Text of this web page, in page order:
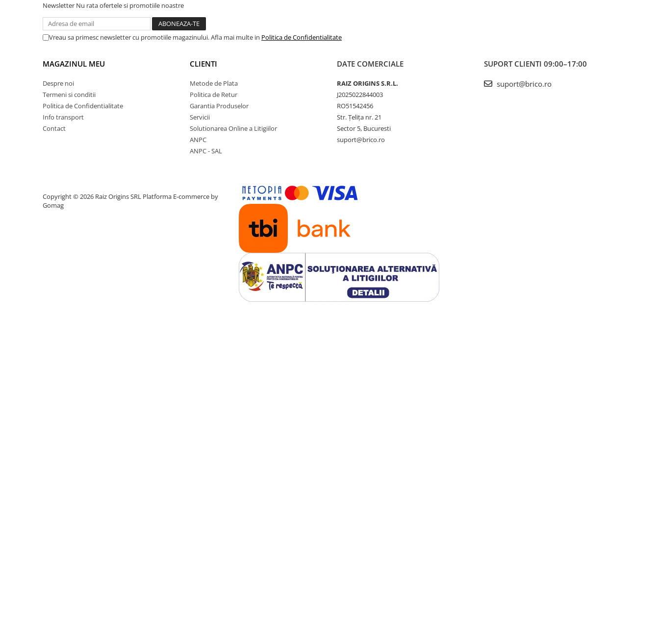
Oale sub presiune
Accesorii pentru bucatarie
Cosuri de gunoi
Suporturi si accesorii de bucatarie
Mese cafea si decorative
Newsletter Nu rata ofertele si promotiile noastre
Vreau sa primesc newsletter cu promotiile magazinului. Afla mai multe in Politica de Confidentialitate
MAGAZINUL MEU
Despre noi
Termeni si conditii
Politica de Confidentialitate
Info transport
Contact
CLIENTI
Metode de Plata
Politica de Retur
Garantia Produselor
Servicii
Solutionarea Online a Litigiilor
ANPC
ANPC - SAL
DATE COMERCIALE
RAIZ ORIGINS S.R.L.
J2025022844003
RO51542456
Str. Țelița nr. 21
Sector 5, Bucuresti
suport@brico.ro
SUPORT CLIENTI 09:00–17:00
suport@brico.ro
Copyright © 2026 Raiz Origins SRL Platforma E-commerce by
Gomag